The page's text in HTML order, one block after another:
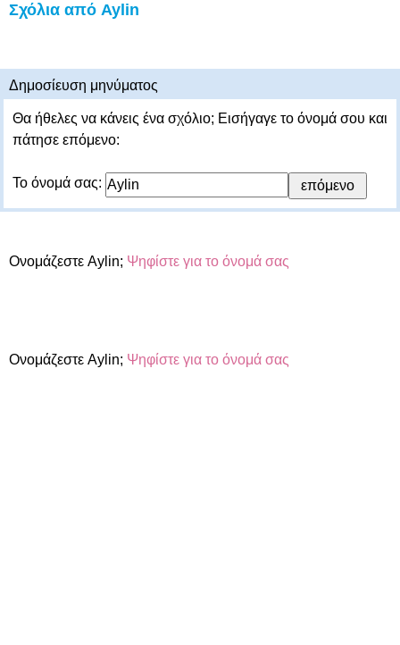
Σχόλια από Aylin
Δημοσίευση μηνύματος
Θα ήθελες να κάνεις ένα σχόλιο; Εισήγαγε το όνομά σου και
πάτησε επόμενο:
Το όνομά σας:
Ονομάζεστε Aylin; Ψηφίστε για το όνομά σας
Ονομάζεστε Aylin; Ψηφίστε για το όνομά σας